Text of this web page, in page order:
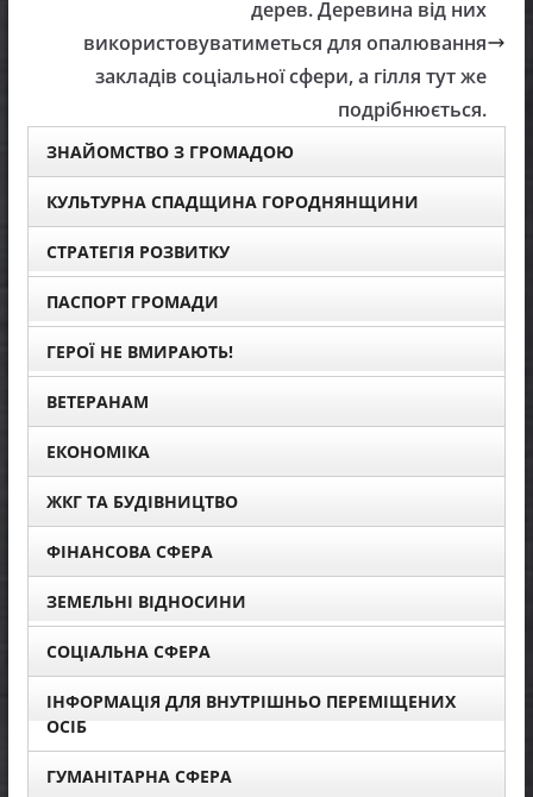
дерев. Деревина від них
використовуватиметься для опалювання
закладів соціальної сфери, а гілля тут же
подрібнюється.
ЗНАЙОМСТВО З ГРОМАДОЮ
КУЛЬТУРНА СПАДЩИНА ГОРОДНЯНЩИНИ
СТРАТЕГІЯ РОЗВИТКУ
ПАСПОРТ ГРОМАДИ
ГЕРОЇ НЕ ВМИРАЮТЬ!
ВЕТЕРАНАМ
ЕКОНОМІКА
ЖКГ ТА БУДІВНИЦТВО
ФІНАНСОВА СФЕРА
ЗЕМЕЛЬНІ ВІДНОСИНИ
СОЦІАЛЬНА СФЕРА
ІНФОРМАЦІЯ ДЛЯ ВНУТРІШНЬО ПЕРЕМІЩЕНИХ
ОСІБ
ГУМАНІТАРНА СФЕРА